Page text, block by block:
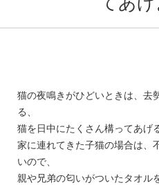
猫の夜鳴きがひどいときは、去
る、
猫を日中にたくさん構ってあげ
家に連れてきた子猫の場合は、
いので、
親や兄弟の匂いがついたタオル